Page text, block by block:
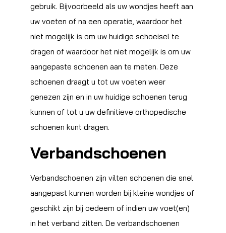
gebruik. Bijvoorbeeld als uw wondjes heeft aan
uw voeten of na een operatie, waardoor het
niet mogelijk is om uw huidige schoeisel te
dragen of waardoor het niet mogelijk is om uw
aangepaste schoenen aan te meten. Deze
schoenen draagt u tot uw voeten weer
genezen zijn en in uw huidige schoenen terug
kunnen of tot u uw definitieve orthopedische
schoenen kunt dragen.
Verbandschoenen
Verbandschoenen zijn vilten schoenen die snel
aangepast kunnen worden bij kleine wondjes of
geschikt zijn bij oedeem of indien uw voet(en)
in het verband zitten. De verbandschoenen